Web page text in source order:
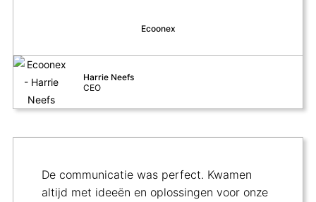
Ecoonex
Harrie Neefs
CEO
De communicatie was perfect. Kwamen
altijd met ideeën en oplossingen voor onze